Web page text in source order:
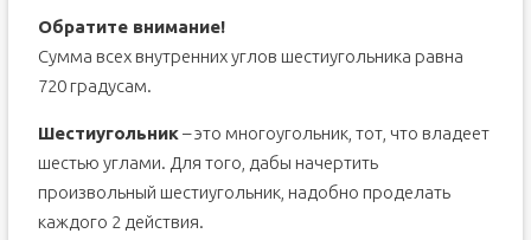
Обратите внимание!
Сумма всех внутренних углов шестиугольника равна
720 градусам.
Шестиугольник– это многоугольник, тот, что владеет
шестью углами. Для того, дабы начертить
произвольный шестиугольник, надобно проделать
каждого 2 действия.